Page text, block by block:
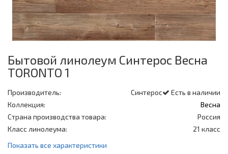
Бытовой линолеум Синтерос Весна
TORONTO 1
Есть в наличии
Производитель:
Синтерос
Коллекция:
Весна
Страна производства товара:
Россия
Класс линолеума:
21 класс
Показать все характеристики